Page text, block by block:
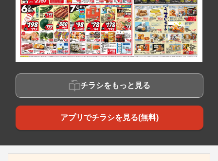
チラシをもっと見る
アプリでチラシを見る(無料)